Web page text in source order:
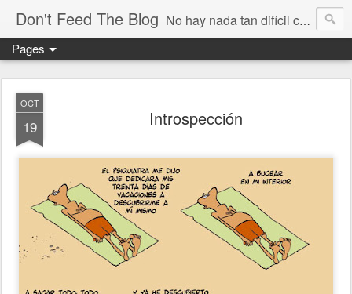
Don't Feed The Blog No hay nada tan difícil como no engañarse
Pages
OCT
19 Introspección